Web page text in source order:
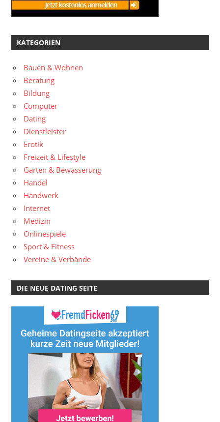
KATEGORIEN
Bauen & Wohnen
Beratung
Bildung
Computer
Dating
Dienstleister
Erotik
Freizeit & Lifestyle
Garten & Bewässerung
Handel
Handwerk
Internet
Medizin
Onlinespiele
Sport & Fitness
Vereine & Verbände
DIE NEUE DATING SEITE